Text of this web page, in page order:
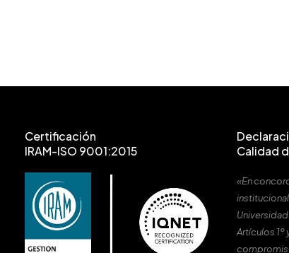
Certificación
IRAM-ISO 9001:2015
Calidad
«En
Artículos 1º